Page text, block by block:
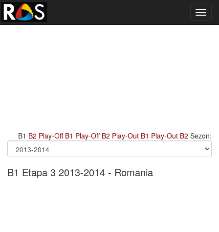
B1 B2 Play-Off B1 Play-Off B2 Play-Out B1 Play-Out B2 Sezon:
B1 Etapa 3 2013-2014 - Romania